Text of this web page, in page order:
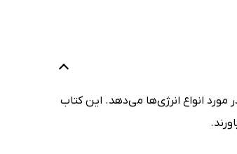
مورد انواع انرژی‌ها می‌دهد. این کتاب